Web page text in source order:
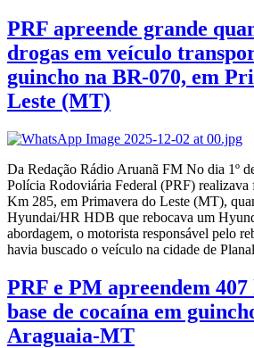
PRF apreende grande
drogas em veículo
guincho na BR-070, em
Leste (MT)
Da Redação Rádio Aruanã FM No dia 1º
Polícia Rodoviária Federal (PRF) realizava
Km 285, em Primavera do Leste (MT),
Hyundai/HR HDB que rebocava um
abordagem, o motorista responsável pelo
havia buscado o veículo na cidade de
PRF e PM apreendem 407
base de cocaína em
Araguaia-MT